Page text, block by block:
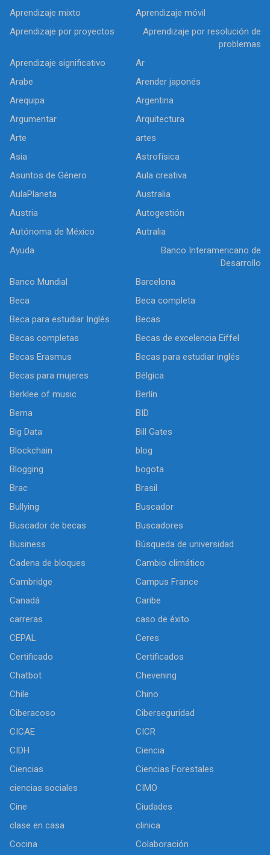
Aprendizaje mixto
Aprendizaje móvil
Aprendizaje por proyectos
Aprendizaje por resolución de
problemas
Aprendizaje significativo
Ar
Arabe
Arender japonés
Arequipa
Argentina
Argumentar
Arquitectura
Arte
artes
Asia
Astrofísica
Asuntos de Género
Aula creativa
AulaPlaneta
Australia
Austria
Autogestión
Autónoma de México
Autralia
Ayuda
Banco Interamericano de
Desarrollo
Banco Mundial
Barcelona
Beca
Beca completa
Beca para estudiar Inglés
Becas
Becas completas
Becas de excelencia Eiffel
Becas Erasmus
Becas para estudiar inglés
Becas para mujeres
Bélgica
Berklee of music
Berlín
Berna
BID
Big Data
Bill Gates
Blockchain
blog
Blogging
bogota
Brac
Brasil
Bullying
Buscador
Buscador de becas
Buscadores
Business
Búsqueda de universidad
Cadena de bloques
Cambio climático
Cambridge
Campus France
Canadá
Caribe
carreras
caso de éxito
CEPAL
Ceres
Certificado
Certificados
Chatbot
Chevening
Chile
Chino
Ciberacoso
Ciberseguridad
CICAE
CICR
CIDH
Ciencia
Ciencias
Ciencias Forestales
ciencias sociales
CIMO
Cine
Ciudades
clase en casa
clinica
Cocina
Colaboración